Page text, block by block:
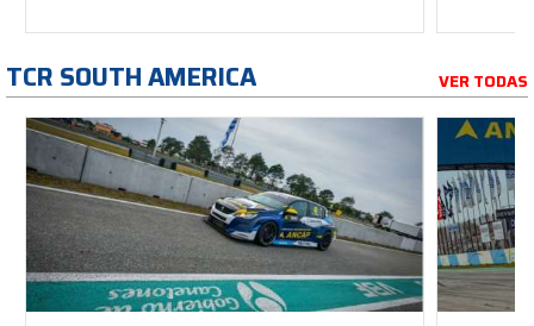
TCR SOUTH AMERICA VER TODAS